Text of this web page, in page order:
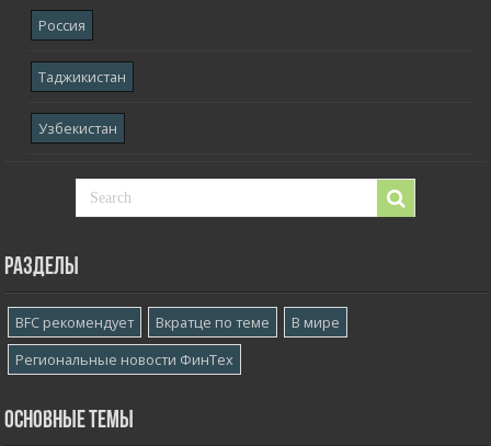
Россия
Таджикистан
Узбекистан
Разделы
BFC рекомендует Вкратце по теме
В мире
Региональные новости ФинТех
Основные темы